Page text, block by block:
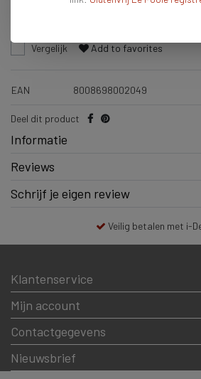
Toevoegen
Vergelijk Add to favorites
EAN 8008698002049
Deel dit product
Informatie
Reviews
Schrijf je eigen review
Veilig betalen met i-
Klantenservice
Mijn account
Contactgegevens
Nieuwsbrief